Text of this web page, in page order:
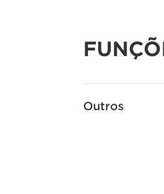
Outros